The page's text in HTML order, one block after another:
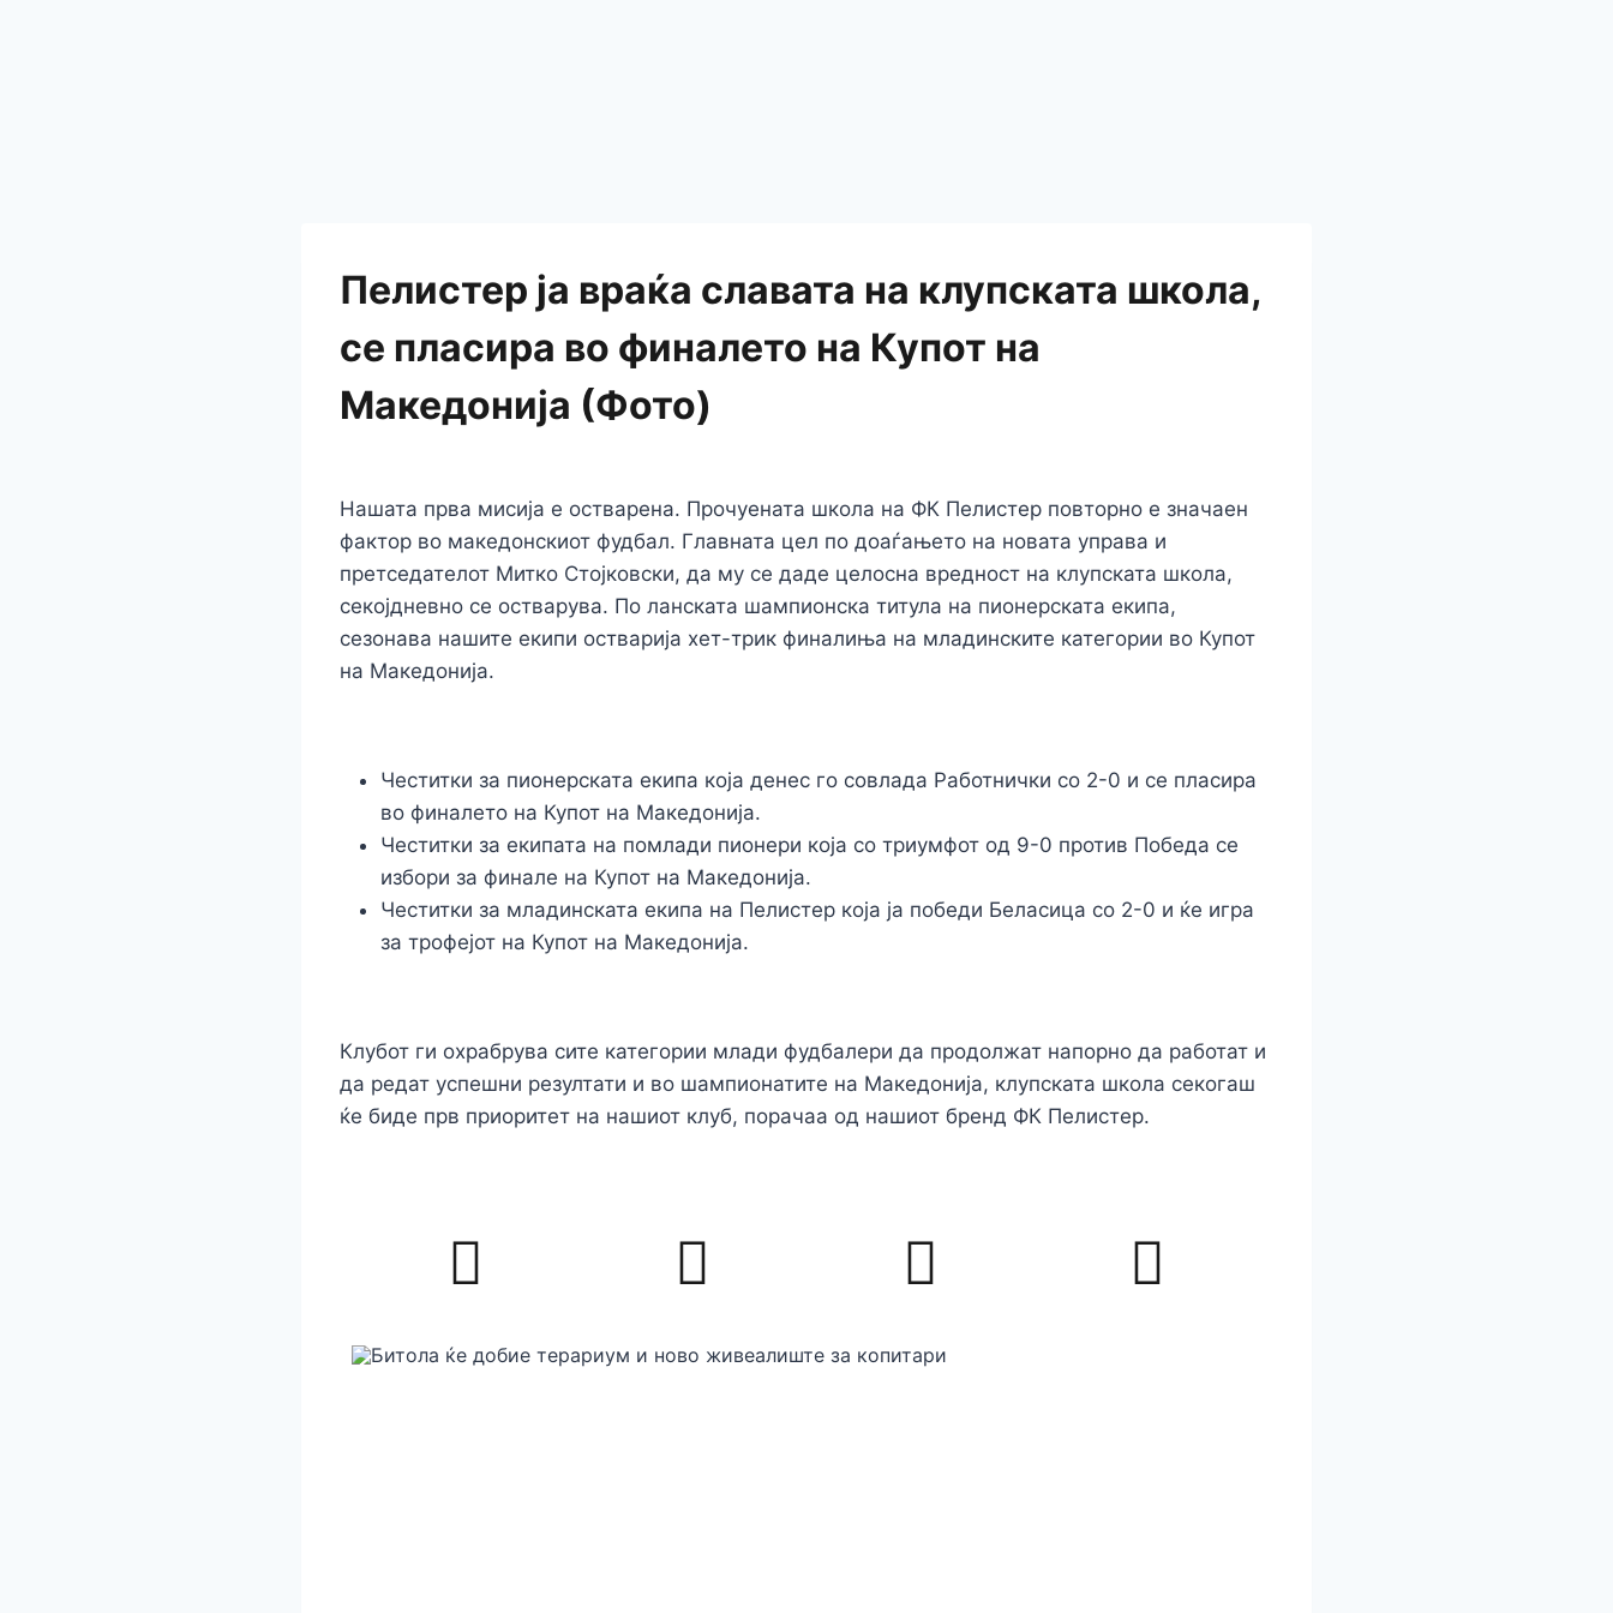
Пелистер ја враќа славата на клупската школа,
се пласира во финалето на Купот на
Македонија (Фото)
Нашата прва мисија е остварена. Прочуената школа на ФК Пелистер повторно е значаен
фактор во македонскиот фудбал. Главната цел по доаѓањето на новата управа и
претседателот Митко Стојковски, да му се даде целосна вредност на клупската школа,
секојдневно се остварува. По ланската шампионска титула на пионерската екипа,
сезонава нашите екипи остварија хет-трик финалиња на младинските категории во Купот
на Македонија.
Честитки за пионерската екипа која денес го совлада Работнички со 2-0 и се пласира
во финалето на Купот на Македонија.
Честитки за екипата на помлади пионери која со триумфот од 9-0 против Победа се
избори за финале на Купот на Македонија.
Честитки за младинската екипа на Пелистер која ја победи Беласица со 2-0 и ќе игра
за трофејот на Купот на Македонија.
Клубот ги охрабрува сите категории млади фудбалери да продолжат напорно да работат и
да редат успешни резултати и во шампионатите на Македонија, клупската школа секогаш
ќе биде прв приоритет на нашиот клуб, порачаа од нашиот бренд ФК Пелистер.